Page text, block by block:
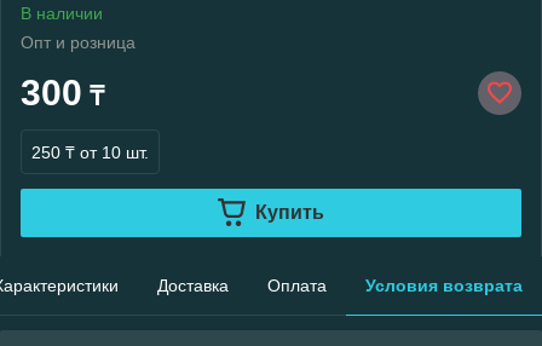
В наличии
Опт и розница
300 ₸
250 ₸ от 10 шт.
Купить
Доставка Оплата Условия возврата